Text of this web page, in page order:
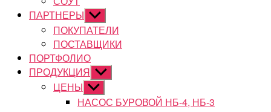
ПАРТНЕРЫ Показывать
подменю
ПОКУПАТЕЛИ
ПОСТАВЩИКИ
ПОРТФОЛИО
ПРОДУКЦИЯ Показывать
подменю
ЦЕНЫ Показывать
подменю
НАСОС БУРОВОЙ НБ-4, НБ-3